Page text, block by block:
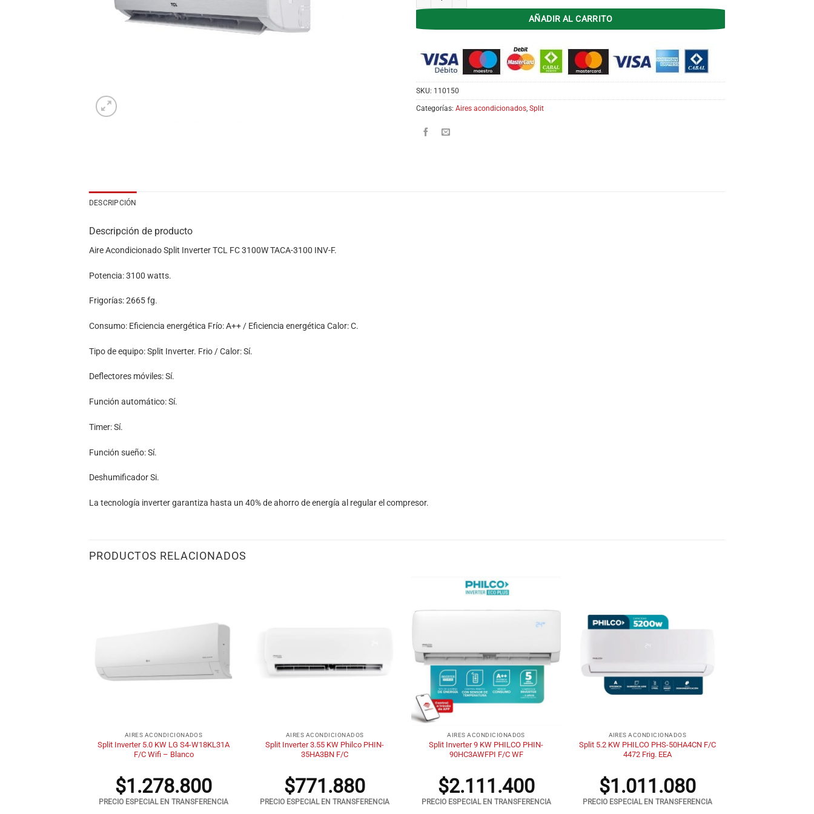
AÑADIR AL CARRITO
SKU: 110150
Categorías: Aires acondicionados, Split
DESCRIPCIÓN
Descripción de producto
Aire Acondicionado Split Inverter TCL FC 3100W TACA-3100 INV-F.
Potencia: 3100 watts.
Frigorías: 2665 fg.
Consumo: Eficiencia energética Frío: A++ / Eficiencia energética Calor: C.
Tipo de equipo: Split Inverter. Frio / Calor: Sí.
Deflectores móviles: Sí.
Función automático: Sí.
Timer: Sí.
Función sueño: Sí.
Deshumificador Si.
La tecnología inverter garantiza hasta un 40% de ahorro de energía al regular el compresor.
PRODUCTOS RELACIONADOS
AIRES ACONDICIONADOS
Split Inverter 5.0 KW LG S4-W18KL31A
F/C Wifi – Blanco
$1.278.800
PRECIO ESPECIAL EN TRANSFERENCIA
AIRES ACONDICIONADOS
Split Inverter 3.55 KW Philco PHIN-
35HA3BN F/C
$771.880
PRECIO ESPECIAL EN TRANSFERENCIA
AIRES ACONDICIONADOS
Split Inverter 9 KW PHILCO PHIN-
90HC3AWFPI F/C WF
$2.111.400
PRECIO ESPECIAL EN TRANSFERENCIA
AIRES ACONDICIONADOS
Split 5.2 KW PHILCO PHS-50HA4CN F/C
4472 Frig. EEA
$1.011.080
PRECIO ESPECIAL EN TRANSFERENCIA